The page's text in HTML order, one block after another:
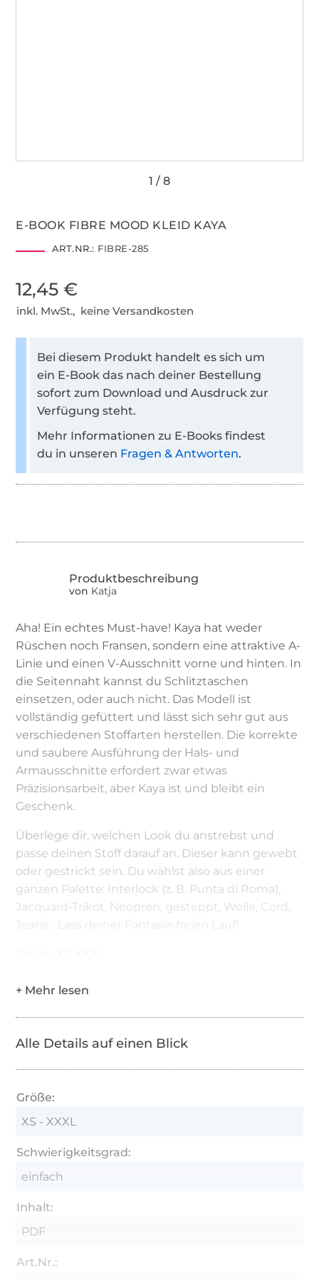
E-BOOK FIBRE MOOD KLEID KAYA
ART.NR.: FIBRE-285
12,45 €
inkl. MwSt., keine Versandkosten
Bei diesem Produkt handelt es sich um
ein E-Book das nach deiner Bestellung
sofort zum Download und Ausdruck zur
Verfügung steht.
Mehr Informationen zu E-Books findest
du in unseren Fragen & Antworten.
von Katja
Aha! Ein echtes Must-have! Kaya hat weder
Rüschen noch Fransen, sondern eine attraktive A-
Linie und einen V-Ausschnitt vorne und hinten. In
die Seitennaht kannst du Schlitztaschen
einsetzen, oder auch nicht. Das Modell ist
vollständig gefüttert und lässt sich sehr gut aus
verschiedenen Stoffarten herstellen. Die korrekte
und saubere Ausführung der Hals- und
Armausschnitte erfordert zwar etwas
Präzisionsarbeit, aber Kaya ist und bleibt ein
Geschenk.
Überlege dir, welchen Look du anstrebst und
passe deinen Stoff darauf an. Dieser kann gewebt
oder gestrickt sein. Du wählst also aus einer
ganzen Palette: Interlock (z. B. Punta di Roma),
Jacquard-Trikot, Neopren, gesteppt, Wolle, Cord,
Jeans... Lass deiner Fantasie freien Lauf!
Alle Details auf einen Blick
Größe:
XS - XXXL
Schwierigkeitsgrad:
einfach
Inhalt:
PDF
Art.Nr.: